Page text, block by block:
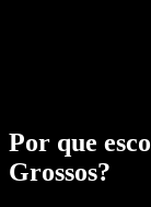
Por que
Grossos?